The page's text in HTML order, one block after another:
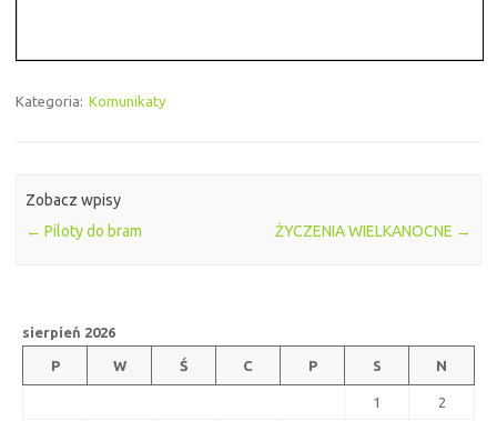
Kategoria: Komunikaty
Zobacz wpisy
← Piloty do bram ŻYCZENIA WIELKANOCNE →
sierpień 2026
P W Ś C P S N
1 2